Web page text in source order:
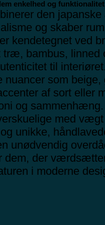
enkelhed og funktionalitet
den
og skaber
kendetegnet ved
træ, bambus, linned
til
nuancer som beige,
af sort eller
og
med
unikke,
unødvendig
dem, der
i moderne